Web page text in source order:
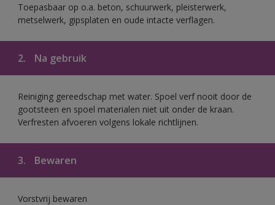
Toepasbaar op o.a. beton, schuurwerk, pleisterwerk,
metselwerk, gipsplaten en oude intacte verflagen.
2. Na gebruik
Reiniging gereedschap met water. Spoel verf nooit door de
gootsteen en spoel materialen niet uit onder de kraan.
Verfresten afvoeren volgens lokale richtlijnen.
3. Bewaren
Vorstvrij bewaren